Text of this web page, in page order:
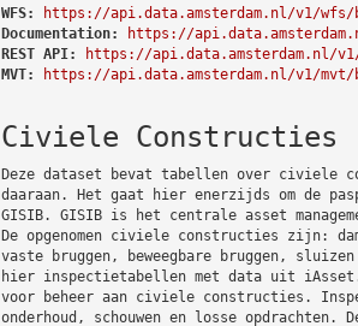
WFS:
https://api.data.amsterdam.nl/v1/wfs/
Documentation:
https://
REST API:
https://api.data.amsterdam.nl/
MVT:
https://api.data.amsterdam.nl/v1/mvt/
Civiele Constructies
Deze dataset bevat tabellen over civiele
daaraan. Het gaat hier enerzijds om de
GISIB. GISIB is het centrale asset
De opgenomen civiele constructies zijn:
vaste bruggen, beweegbare bruggen,
hier inspectietabellen met data uit
voor beheer aan civiele constructies.
onderhoud, schouwen en losse opdrachten.